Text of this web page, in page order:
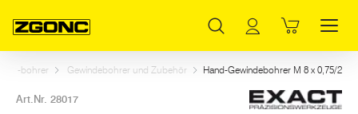
-bohrer Gewindebohrer und Zubehör Hand-Gewindebohrer M 8 x 0,75/2
Art.Nr. 28017